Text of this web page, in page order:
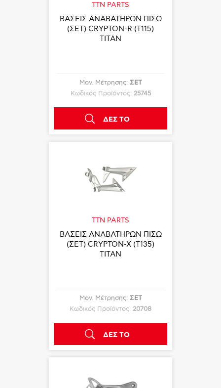
TTN PARTS
ΒΑΣΕΙΣ ΑΝΑΒΑΤΗΡΩΝ ΠΙΣΩ
(ΣΕΤ) CRYPTON-R (T115)
TITAN
Μον. Μέτρησης: ΣΕΤ
Κωδικός Προϊόντος: 25745
ΔΕΣ ΤΟ
TTN PARTS
ΒΑΣΕΙΣ ΑΝΑΒΑΤΗΡΩΝ ΠΙΣΩ
(ΣΕΤ) CRYPTON-X (T135)
TITAN
Μον. Μέτρησης: ΣΕΤ
Κωδικός Προϊόντος: 20708
ΔΕΣ ΤΟ